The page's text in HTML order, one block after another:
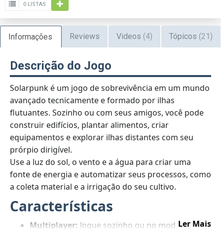
0 LISTAS
Informações Reviews Videos (4) Tópicos (21)
Descrição do Jogo
Ler Mais
Solarpunk é um jogo de sobrevivência em um mundo
avançado tecnicamente e formado por ilhas
flutuantes. Sozinho ou com seus amigos, você pode
construir edifícios, plantar alimentos, criar
equipamentos e explorar ilhas distantes com seu
prórpio dirigível.
Use a luz do sol, o vento e a água para criar uma
fonte de energia e automatizar seus processos, como
a coleta material e a irrigação do seu cultivo.
Características
Multiplayer: Jogue sozinho ou no modo